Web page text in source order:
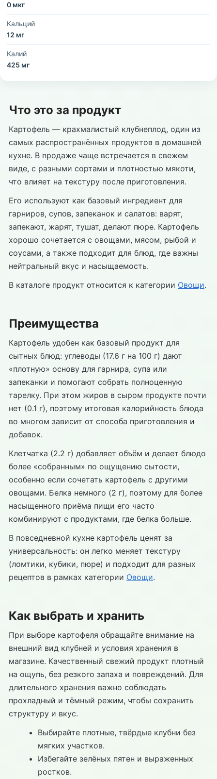
0 мкг
Кальций
12 мг
Калий
425 мг
Что это за продукт
Картофель — крахмалистый клубнеплод, один из
самых распространённых продуктов в домашней
кухне. В продаже чаще встречается в свежем
виде, с разными сортами и плотностью мякоти,
что влияет на текстуру после приготовления.
Его используют как базовый ингредиент для
гарниров, супов, запеканок и салатов: варят,
запекают, жарят, тушат, делают пюре. Картофель
хорошо сочетается с овощами, мясом, рыбой и
соусами, а также подходит для блюд, где важны
нейтральный вкус и насыщаемость.
В каталоге продукт относится к категории Овощи.
Преимущества
Картофель удобен как базовый продукт для
сытных блюд: углеводы (17.6 г на 100 г) дают
«плотную» основу для гарнира, супа или
запеканки и помогают собрать полноценную
тарелку. При этом жиров в сыром продукте почти
нет (0.1 г), поэтому итоговая калорийность блюда
во многом зависит от способа приготовления и
добавок.
Клетчатка (2.2 г) добавляет объём и делает блюдо
более «собранным» по ощущению сытости,
особенно если сочетать картофель с другими
овощами. Белка немного (2 г), поэтому для более
насыщенного приёма пищи его часто
комбинируют с продуктами, где белка больше.
В повседневной кухне картофель ценят за
универсальность: он легко меняет текстуру
(ломтики, кубики, пюре) и подходит для разных
рецептов в рамках категории Овощи.
Как выбрать и хранить
При выборе картофеля обращайте внимание на
внешний вид клубней и условия хранения в
магазине. Качественный свежий продукт плотный
на ощупь, без резкого запаха и повреждений. Для
длительного хранения важно соблюдать
прохладный и тёмный режим, чтобы сохранить
структуру и вкус.
Выбирайте плотные, твёрдые клубни без
мягких участков.
Избегайте зелёных пятен и выраженных
ростков.